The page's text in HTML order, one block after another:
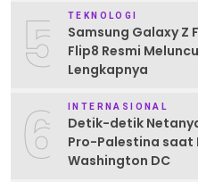
5 TEKNOLOGI
Samsung Galaxy Z
Flip8 Resmi
Lengkapnya
6 INTERNASIONAL
Detik-detik
Pro-Palestina saat
Washington DC